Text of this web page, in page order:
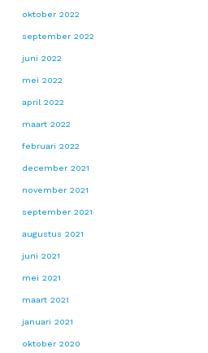
oktober 2022
september 2022
juni 2022
mei 2022
april 2022
maart 2022
februari 2022
december 2021
november 2021
september 2021
augustus 2021
juni 2021
mei 2021
maart 2021
januari 2021
oktober 2020